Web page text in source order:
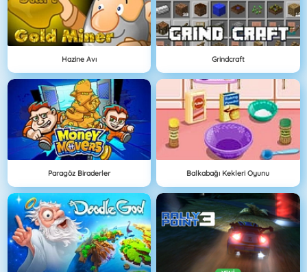
Hazine Avı Grindcraft
Paragöz Biraderler Balkabağı Kekleri Oyunu